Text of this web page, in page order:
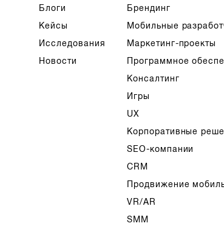
Блоги
Кейсы
Исследования
Новости
Брендинг
Мобильные
Маркетинг-проекты
Программное
Консалтинг
Игры
UX
Корпоративные
SEO-компании
CRM
Продвижение
VR/AR
SMM